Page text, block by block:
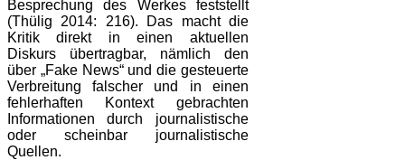
Besprechung des Werkes feststellt
(Thülig 2014: 216). Das macht die
Kritik direkt in einen aktuellen
Diskurs übertragbar, nämlich den
über „Fake News“ und die gesteuerte
Verbreitung falscher und in einen
fehlerhaften Kontext gebrachten
Informationen durch journalistische
oder scheinbar journalistische
Quellen.